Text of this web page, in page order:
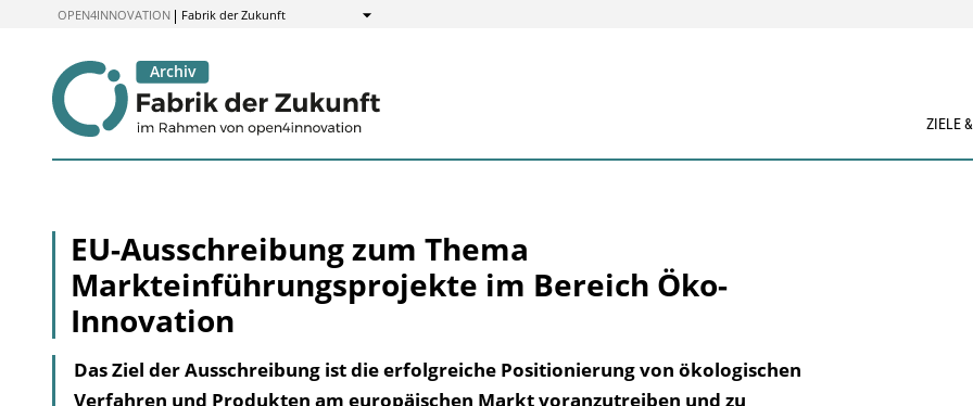
OPEN4INNOVATION Fabrik der Zukunft
Anzeigen
ZIELE
EU-Ausschreibung zum Thema
Markteinführungsprojekte im Bereich Öko-
Innovation
Das Ziel der Ausschreibung ist die erfolgreiche Positionierung von ökologischen
Verfahren und Produkten am europäischen Markt voranzutreiben und zu